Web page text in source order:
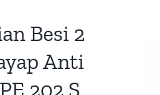
Besi 2
Anti
202 S